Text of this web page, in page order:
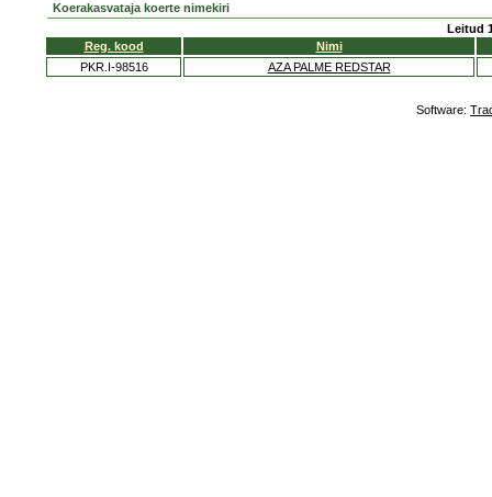
Koerakasvataja koerte nimekiri
Leitud
Reg. kood
Nimi
PKR.I-98516
AZA PALME REDSTAR
Software: